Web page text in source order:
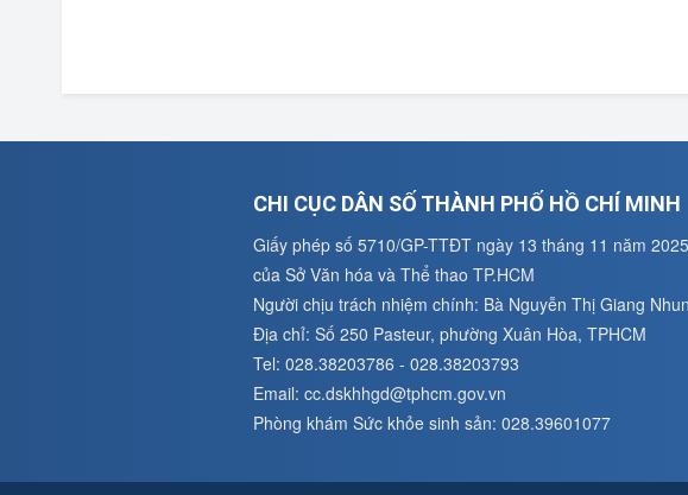
CHI CỤC DÂN SỐ THÀNH PHỐ HỒ CHÍ MINH
Giấy phép số 5710/GP-TTĐT ngày 13 tháng 11 năm 2025
của Sở Văn hóa và Thể thao TP.HCM
Người chịu trách nhiệm chính: Bà Nguyễn Thị Giang
Địa chỉ: Số 250 Pasteur, phường Xuân Hòa, TPHCM
Tel: 028.38203786 - 028.38203793
Email: cc.dskhhgd@tphcm.gov.vn
Phòng khám Sức khỏe sinh sản: 028.39601077